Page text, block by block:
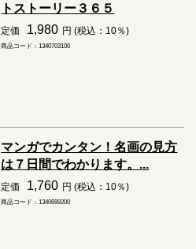
トストーリー３６５
定価 1,980 円 (税込：10％)
商品コード：1340703100
マンガでカンタン！名画の見方
は７日間でわかります。...
定価 1,760 円 (税込：10％)
商品コード：1340699200